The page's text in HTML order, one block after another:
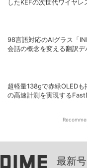
したKEFの次世代ワイヤレ
98言語対応のAIグラス「
会話の概念を変える翻訳デ
超軽量138gで赤緑OLED
の高速計測を実現する
最新号